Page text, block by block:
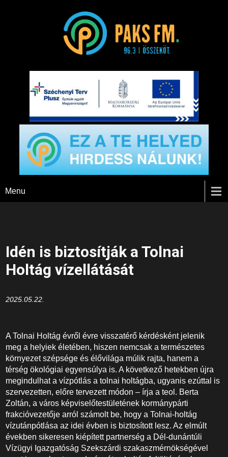
Paks FM
Menu
Idén is biztosítják a Tolnai
Holtág vízellátását
2025.05.22.
A Tolnai Holtág évről évre visszatérő kérdésként jelenik
meg a helyiek életében, hiszen nemcsak a természetes
környezet szépsége és élővilága múlik rajta, hanem a
térség ökológiai egyensúlya is. A következő hetekben újra
megindulhat a vízpótlás a tolnai holtágba, ugyanis ezúttal is
szervezetten, előre tervezett módon – írja a teol. Berta
Zoltán, a város képviselőtestületének kormánypárti
frakcióvezetője arról számolt be, hogy a Tolnai-holtág
vízutánpótlása az idei évben is biztosított lesz. Az elmúlt
években sikeresen kiépített partnerség a Dél-dunántúli
Vízügyi Igazgatóság Szekszárdi szakaszmérnökségével